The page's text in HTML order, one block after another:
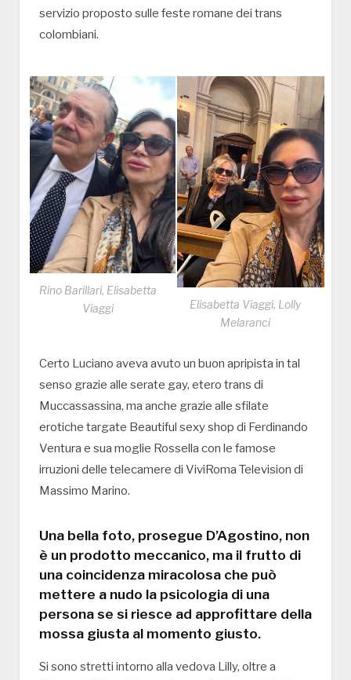
servizio proposto sulle feste romane dei trans
colombiani.
Rino Barillari, Elisabetta
Viaggi
Elisabetta Viaggi, Lolly
Melaranci
Certo Luciano aveva avuto un buon apripista in tal
senso grazie alle serate gay, etero trans di
Muccassassina, ma anche grazie alle sfilate
erotiche targate Beautiful sexy shop di Ferdinando
Ventura e sua moglie Rossella con le famose
irruzioni delle telecamere di ViviRoma Television di
Massimo Marino.
Una bella foto, prosegue D’Agostino, non
è un prodotto meccanico, ma il frutto di
una coincidenza miracolosa che può
mettere a nudo la psicologia di una
persona se si riesce ad approfittare della
mossa giusta al momento giusto.
Si sono stretti intorno alla vedova Lilly, oltre a